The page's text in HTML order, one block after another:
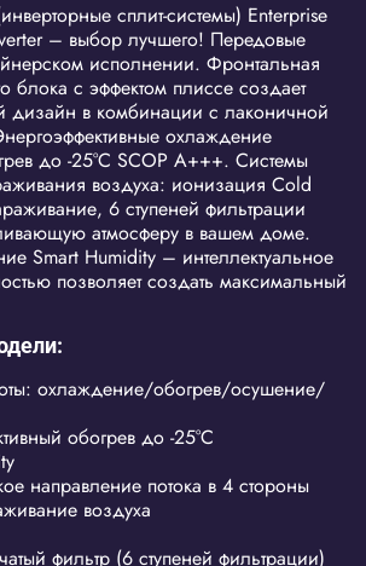
сплит-системы) Enterprise
– выбор лучшего! Передовые
исполнении. Фронтальная
блока с эффектом плиссе создает
дизайн в комбинации с лаконичной
охлаждение
до -25°С SCOP A+++. Системы
воздуха: ионизация Cold
6 ступеней фильтрации
атмосферу в вашем доме.
Smart Humidity – интеллектуальное
позволяет создать максимальный
охлаждение/обогрев/осушение/
обогрев до -25°С
направление потока в 4 стороны
воздуха
фильтр (6 ступеней фильтрации)